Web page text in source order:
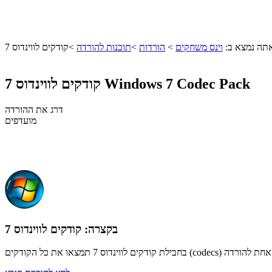
נמצא ב: וינס משחקים > הורדות >תוכנות להורדה >קודקים לווינדוס 7
Windows 7 Codec Pack
דרג את ההורדה
מועדפים
בקצרה: קודקים לווינדוס 7